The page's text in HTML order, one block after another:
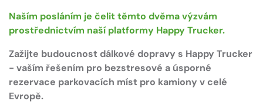
Naším posláním je čelit těmto dvěma výzvám
prostřednictvím naší platformy Happy Trucker.
Zažijte budoucnost dálkové dopravy s Happy Trucker
- vaším řešením pro bezstresové a úsporné
rezervace parkovacích míst pro kamiony v celé
Evropě.